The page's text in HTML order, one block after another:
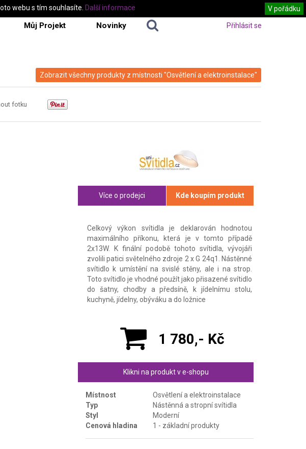
Můj Projekt Novinky Přihlásit se
Zobrazit všechny produkty z místnosti "Osvětlení a elektroinstalace"
fotku
Více o prodejci Kde koupím produkt
Celkový výkon svítidla je deklarován hodnotou
maximálního příkonu, která je v tomto případě
2x13W. K finální podobě tohoto svítidla, vývojáři
zvolili patici světelného zdroje 2 x G 24q1. Nástěnné
svítidlo k umístění na svislé stěny, ale i na strop.
Toto svítidlo je vhodné použít jako přisazené svítidlo
do šatny, chodby a předsíně, k jídelnímu stolu,
kuchyně, jídelny, obýváku a do ložnice
1 780,- Kč
Klikni na produkt v e-shopu
Místnost
Osvětlení a elektroinstalace
Typ
Nástěnná a stropní svítidla
Styl
Moderní
Cenová hladina
1 - základní produkty
webu s tím souhlasíte. V pořádku
Další informace